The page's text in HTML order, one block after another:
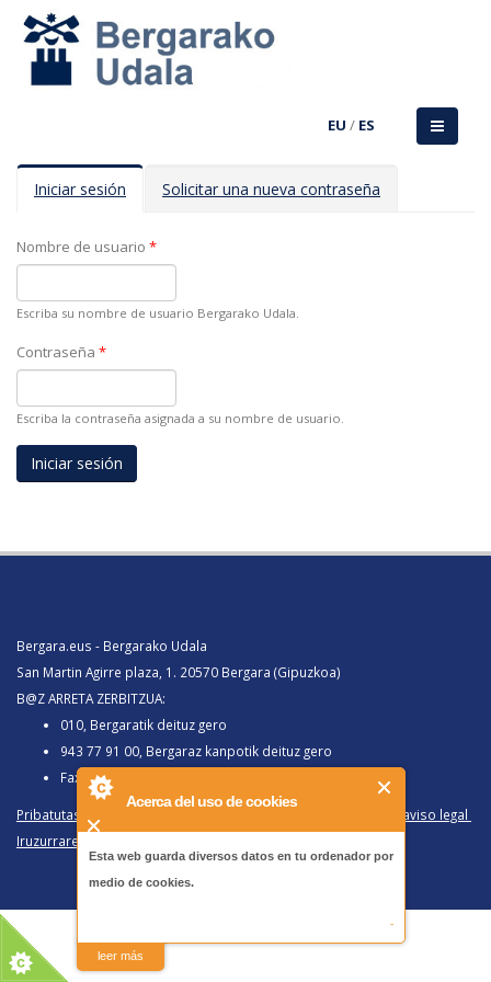
Acerca del uso de cookies
Esta web guarda diversos datos en tu ordenador por
medio de cookies.
-
leer más
EU / ES
Solapas principales
Iniciar sesión (solapaSolicitar una nueva contraseña
Nombre de usuario *
Escriba su nombre de usuario Bergarako Udala.
Contraseña *
Escriba la contraseña asignada a su nombre de usuario.
Bergara.eus - Bergarako Udala
San Martin Agirre plaza, 1. 20570 Bergara (Gipuzkoa)
B@Z ARRETA ZERBITZUA:
010, Bergaratik deituz gero
943 77 91 00, Bergaraz kanpotik deituz gero
Faxa 943 77 91 63
Pribatutasun politika eta lege oharra
Política de privacidad y aviso legal
Iruzurraren Aurkako Politika